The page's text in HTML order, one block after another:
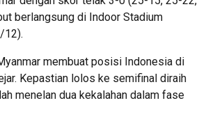
berlangsung di Indoor Stadium
12).
membuat posisi Indonesia di
Kepastian lolos ke semifinal diraih
menelan dua kekalahan dalam fase